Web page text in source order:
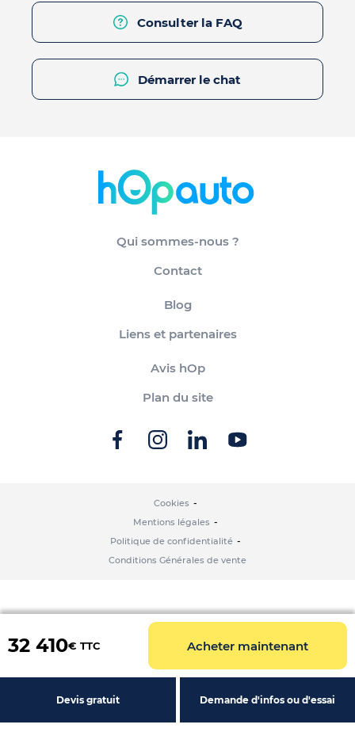
32 410€ TTC Acheter maintenant
Devis gratuit Demande d'infos ou d'essai
Consulter la FAQ
Démarrer le chat
Qui sommes-nous ?
Contact
Blog
Liens et partenaires
Avis hOp
Plan du site
Cookies
Mentions légales
Politique de confidentialité
Conditions Générales de vente